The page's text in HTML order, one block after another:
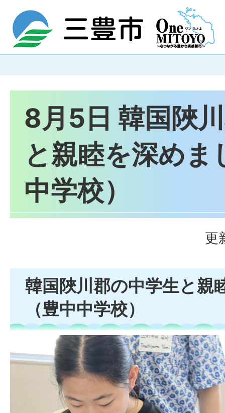
8月5日 韓国陜
と親睦を深めま
中学校）
更
韓国陜川郡の中学生と親
（豊中中学校）